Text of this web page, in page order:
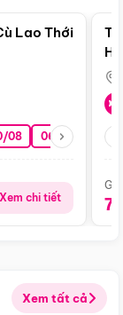
Lao Thới
08 06/09 13/09
Xem chi tiết
Xem tất cả
nổi bật